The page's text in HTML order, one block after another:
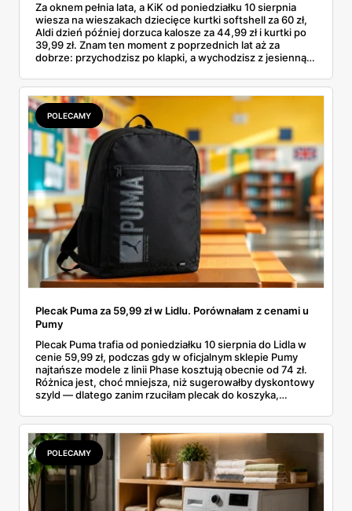
Za oknem pełnia lata, a KiK od poniedziałku 10 sierpnia
wiesza na wieszakach dziecięce kurtki softshell za 60 zł,
Aldi dzień później dorzuca kalosze za 44,99 zł i kurtki po
39,99 zł. Znam ten moment z poprzednich lat aż za
dobrze: przychodzisz po klapki, a wychodzisz z jesienną
pojawi się w gazetkach w przyszłym tygodniu i czy jest
sens kupować jesień, zanim skończą się wakacje.
POLECAMY
Plecak Puma za 59,99 zł w Lidlu. Porównałam z cenami u
Pumy
Plecak Puma trafia od poniedziałku 10 sierpnia do Lidla w
cenie 59,99 zł, podczas gdy w oficjalnym sklepie Pumy
najtańsze modele z linii Phase kosztują obecnie od 74 zł.
Różnica jest, choć mniejsza, niż sugerowałby dyskontowy
szyld — dlatego zanim rzuciłam plecak do koszyka,
rozpiska: co dokładnie sprzedaje Lidl, ile kosztują
odpowiedniki u producenta i komu ten zakup naprawdę
się opłaci.
POLECAMY